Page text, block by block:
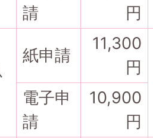
請
円
紙申請
11,300
円
電子申
請
10,900
円